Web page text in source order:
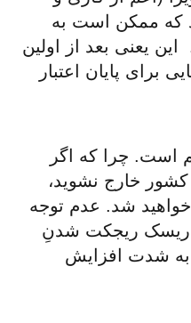
که ممکن است به
یعنی بعد از اولین
برای پایان اعتبار
است. چرا که اگر
کشور خارج نشوید،
شد. عدم توجه
ریسک ریجکت شدنِ
به شدت افزایش